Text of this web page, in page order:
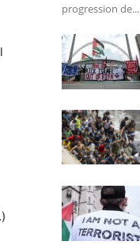
progression de...